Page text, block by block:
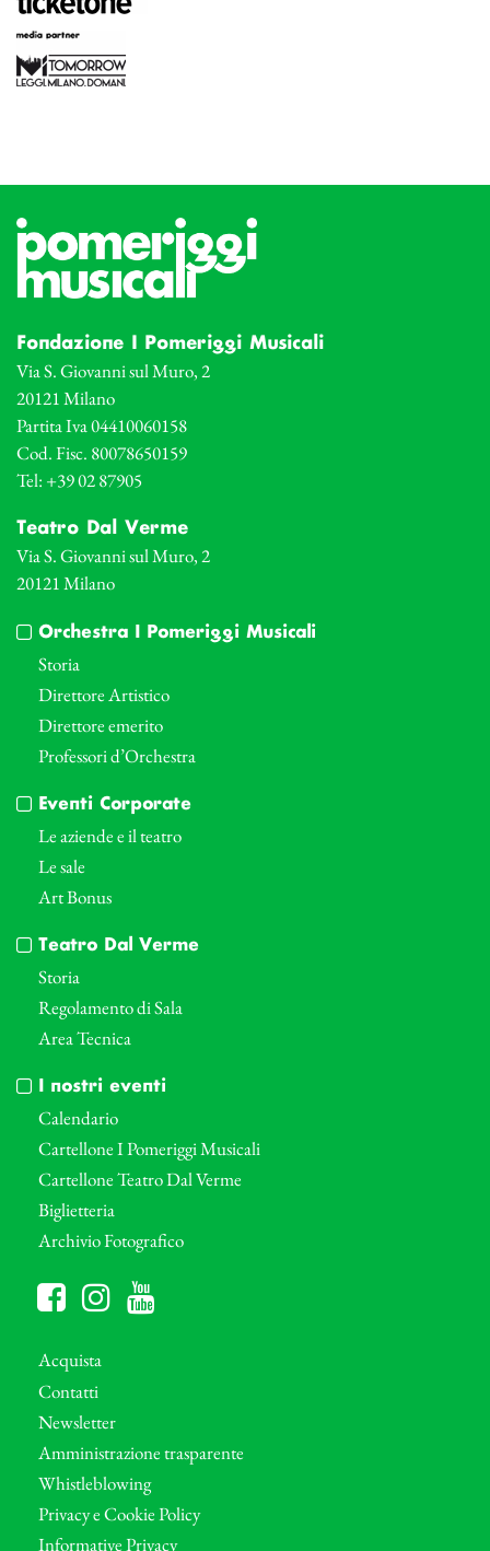
Fondazione I Pomeriggi Musicali
Via S. Giovanni sul Muro, 2
20121 Milano
Partita Iva 04410060158
Cod. Fisc. 80078650159
Tel: +39 02 87905
Teatro Dal Verme
Via S. Giovanni sul Muro, 2
20121 Milano
Orchestra I Pomeriggi Musicali
Storia
Direttore Artistico
Direttore emerito
Professori d’Orchestra
Eventi Corporate
Le aziende e il teatro
Le sale
Art Bonus
Teatro Dal Verme
Storia
Regolamento di Sala
Area Tecnica
I nostri eventi
Calendario
Cartellone I Pomeriggi Musicali
Cartellone Teatro Dal Verme
Biglietteria
Archivio Fotografico
Acquista
Contatti
Newsletter
Amministrazione trasparente
Whistleblowing
Privacy e Cookie Policy
Informative Privacy